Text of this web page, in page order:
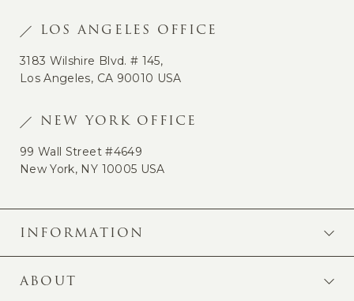
LOS ANGELES OFFICE
3183 Wilshire Blvd. # 145,
Los Angeles, CA 90010 USA
NEW YORK OFFICE
99 Wall Street #4649
New York, NY 10005 USA
INFORMATION
ABOUT